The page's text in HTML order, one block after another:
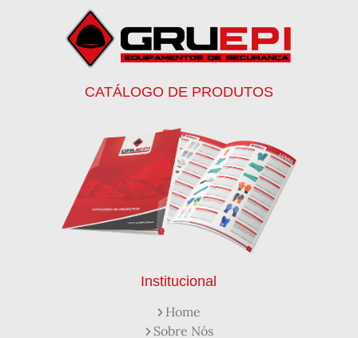
Botinas
Botinas Bico de Ferro
Botinas de Segurança
Botinas de Trabalho
Botinas EPI
Botinas Masculinas para Trabalho
Calçados de Segurança
Calçados de Segurança Epi
Capacete de Segurança Ca
Capacete de Segurança Classe b
Capacetes de Proteção
Capacetes de Proteção EPI
Capacetes de Segurança
Capacetes EPI
Capa de Chuva Pvc Amarela C/ Forro e Capuz
Capa de Chuva Pvc Preta C/ Forro e Capuz
Como Protetor Solar Funciona
Creme Protetor da Pele
Creme Protetor para Pele
CATÁLOGO DE PRODUTOS
Institucional
Home
Sobre Nós